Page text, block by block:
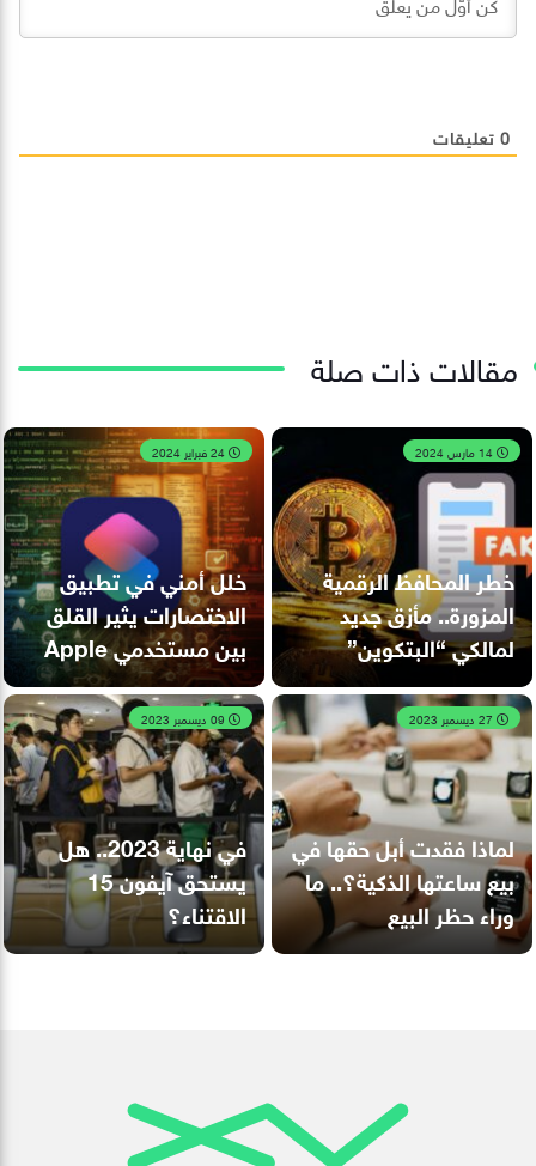
0 تعليقات
مقالات ذات صلة
خطر المحافظ الرقمية
المزورة.. مأزق جديد
لمالكي “البتكوين”
خلل أمني في تطبيق
الاختصارات يثير القلق
بين مستخدمي Apple
لماذا فقدت أبل حقها في
بيع ساعتها الذكية؟.. ما
وراء حظر البيع
في نهاية 2023.. هل
يستحق آيفون 15
الاقتناء؟